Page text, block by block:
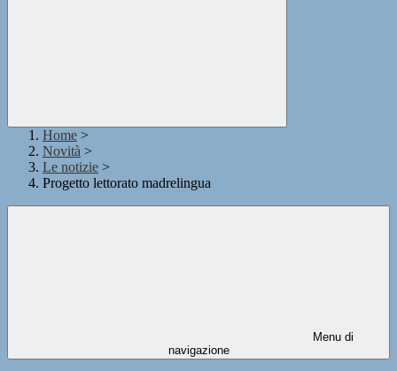
Home >
Novità >
Le notizie >
Progetto lettorato madrelingua
Menu di
navigazione